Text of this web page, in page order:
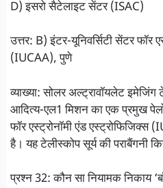
D) इसरो सैटेलाइट सेंटर (ISAC)
उत्तर: B) इंटर-यूनिवर्सिटी सेंटर फॉर
(IUCAA), पुणे
व्याख्या: सोलर अल्ट्रावॉयलेट
आदित्य-एल1 मिशन का एक प्रमुख
फॉर एस्ट्रोनॉमी एंड एस्ट्रोफिजिक्स
है। यह टेलीस्कोप सूर्य की पराबैंगनी
प्रश्न 32: कौन सा नियामक निकाय